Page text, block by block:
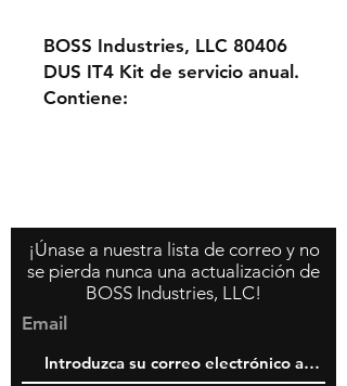
BOSS Industries, LLC 80406
DUS IT4 Kit de servicio anual.
Contiene:
¡Únase a nuestra lista de correo y no
se pierda nunca una actualización de
BOSS Industries, LLC!
Email